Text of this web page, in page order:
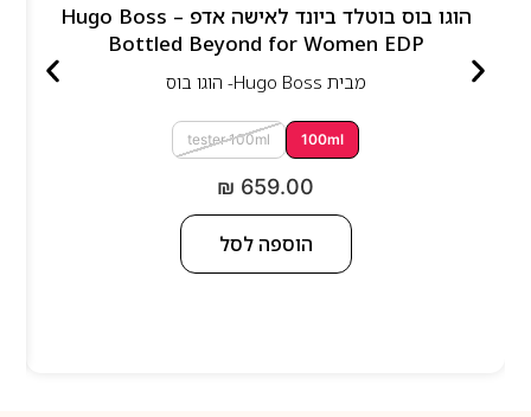
הוגו בוס בוטלד ביונד לאישה אדפ – Hugo Boss
Bottled Beyond for Women EDP
מבית Hugo Boss- הוגו בוס
100ml
tester 100ml
₪ 659.00
הוספה לסל